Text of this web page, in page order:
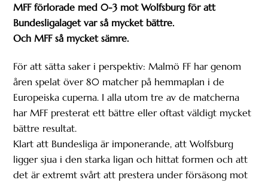
MFF förlorade med 0-3 mot Wolfsburg för att
Bundesligalaget var så mycket bättre.
Och MFF så mycket sämre.
För att sätta saker i perspektiv: Malmö FF har genom
åren spelat över 80 matcher på hemmaplan i de
Europeiska cuperna. I alla utom tre av de matcherna
har MFF presterat ett bättre eller oftast väldigt mycket
bättre resultat.
Klart att Bundesliga är imponerande, att Wolfsburg
ligger sjua i den starka ligan och hittat formen och att
det är extremt svårt att prestera under försäsong mot